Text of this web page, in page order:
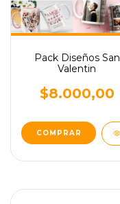
Pack Diseños San
Valentin
$8.000,00